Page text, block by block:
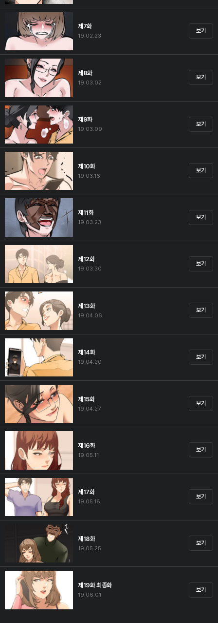
제7화
19.02.23
보기
제8화
19.03.02
보기
제9화
19.03.09
보기
제10화
19.03.16
보기
제11화
19.03.23
보기
제12화
19.03.30
보기
제13화
19.04.06
보기
제14화
19.04.20
보기
제15화
19.04.27
보기
제16화
19.05.11
보기
제17화
19.05.18
보기
제18화
19.05.25
보기
제19화 최종화
19.06.01
보기